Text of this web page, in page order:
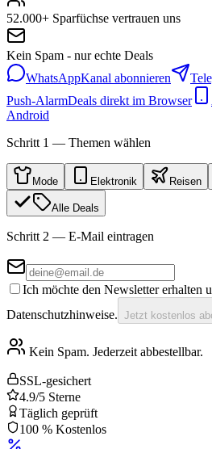
52.000+ Sparfüchse vertrauen uns
Kein Spam - nur echte Deals
WhatsAppKanal abonnieren
Push-AlarmDeals direkt im Browser
Android
Schritt 1 — Themen wählen
Mode Elektronik Reisen
Alle Deals
Schritt 2 — E-Mail eintragen
Ich möchte den Newsletter erhalten
Datenschutzhinweise. Jetzt kostenlos
Kein Spam. Jederzeit abbestellbar.
SSL-gesichert
4.9/5 Sterne
Täglich geprüft
100 % Kostenlos